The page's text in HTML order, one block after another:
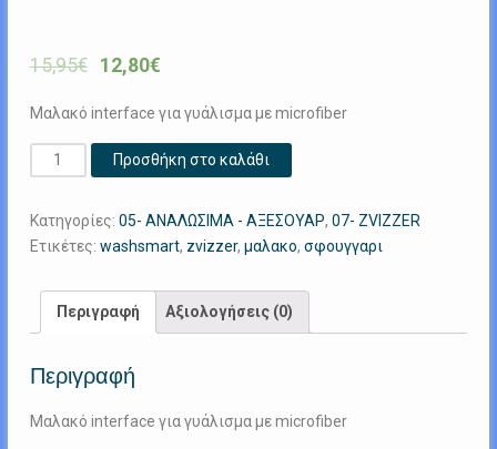
15,95€ 12,80€
Μαλακό interface για γυάλισμα με microfiber
Zvizzer
Yellow
Pad
130mm
Προσθήκη στο καλάθι
Κατηγορίες: 05- ΑΝΑΛΩΣΙΜΑ - ΑΞΕΣΟΥΑΡ, 07- ZVIZZER
Ετικέτες: washsmart, zvizzer, μαλακο, σφουγγαρι
Περιγραφή Αξιολογήσεις (0)
Περιγραφή
Μαλακό interface για γυάλισμα με microfiber